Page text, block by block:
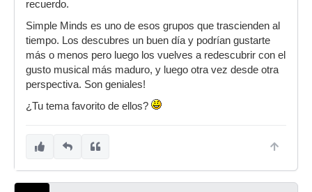
recuerdo.
Simple Minds es uno de esos grupos que trascienden al
tiempo. Los descubres un buen día y podrían gustarte
más o menos pero luego los vuelves a redescubrir con el
gusto musical más maduro, y luego otra vez desde otra
perspectiva. Son geniales!
¿Tu tema favorito de ellos?